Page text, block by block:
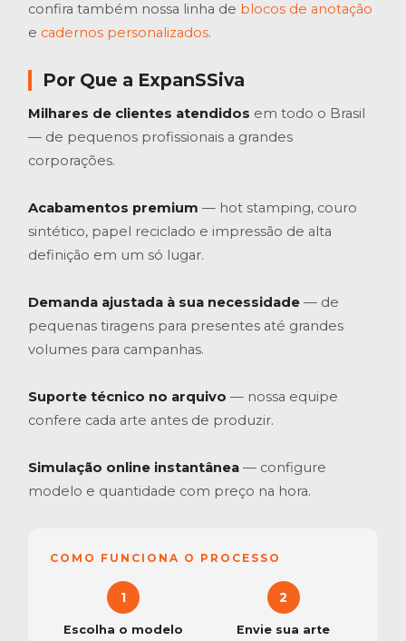
confira também nossa linha de blocos de anotação
e cadernos personalizados.
Por Que a ExpanSSiva
Milhares de clientes atendidos em todo o Brasil
— de pequenos profissionais a grandes
corporações.
Acabamentos premium — hot stamping, couro
sintético, papel reciclado e impressão de alta
definição em um só lugar.
Demanda ajustada à sua necessidade — de
pequenas tiragens para presentes até grandes
volumes para campanhas.
Suporte técnico no arquivo — nossa equipe
confere cada arte antes de produzir.
Simulação online instantânea — configure
modelo e quantidade com preço na hora.
COMO FUNCIONA O PROCESSO
1
Escolha o modelo
2
Envie sua arte